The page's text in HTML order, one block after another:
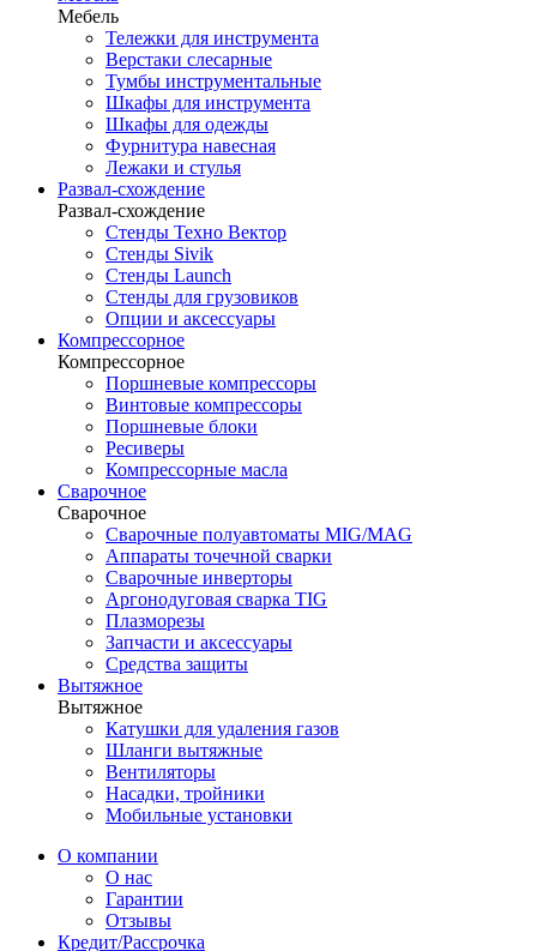
Мебель
Тележки для инструмента
Верстаки слесарные
Тумбы инструментальные
Шкафы для инструмента
Шкафы для одежды
Фурнитура навесная
Лежаки и стулья
Развал-схождение
Развал-схождение
Стенды Техно Вектор
Стенды Sivik
Стенды Launch
Стенды для грузовиков
Опции и аксессуары
Компрессорное
Компрессорное
Поршневые компрессоры
Винтовые компрессоры
Поршневые блоки
Ресиверы
Компрессорные масла
Сварочное
Сварочное
Сварочные полуавтоматы MIG/MAG
Аппараты точечной сварки
Сварочные инверторы
Аргонодуговая сварка TIG
Плазморезы
Запчасти и аксессуары
Средства защиты
Вытяжное
Вытяжное
Катушки для удаления газов
Шланги вытяжные
Вентиляторы
Насадки, тройники
Мобильные установки
О компании
О нас
Гарантии
Отзывы
Кредит/Рассрочка